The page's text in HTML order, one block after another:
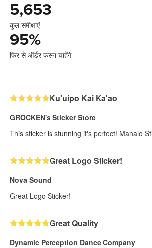
5,653
कुल समीक्षाएं
95%
फिर से ऑर्डर करना चाहेंगे
Ku'uipo Kai Ka'ao
GROCKEN's Sticker Store
This sticker is stunning it's perfect! Mahalo
Great Logo Sticker!
Nova Sound
Great Logo Sticker!
Great Quality
Dynamic Perception Dance Company